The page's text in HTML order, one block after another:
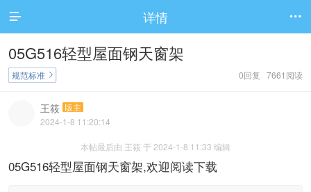
 详情 
05G516轻型屋面钢天窗架
0回复 7661阅读
规范标准 
王筱 版主
2024-1-8 11:20:14
本帖最后由 王筱 于 2024-1-8 11:33 编辑
05G516轻型屋面钢天窗架,欢迎阅读下载